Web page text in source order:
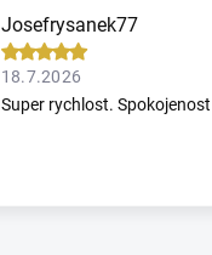
Josefrysanek77
18.7.2026
Super rychlost. Spokojenost